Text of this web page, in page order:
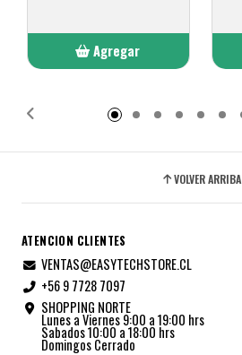
Agregar
VOLVER ARRIBA
ATENCION CLIENTES
VENTAS@EASYTECHSTORE.CL
+56 9 7728 7097
SHOPPING NORTE
Lunes a Viernes 9:00 a 19:00 hrs
Sabados 10:00 a 18:00 hrs
Domingos Cerrado